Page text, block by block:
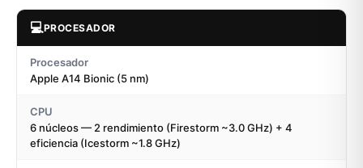
💻PROCESADOR
Procesador
Apple A14 Bionic (5 nm)
CPU
6 núcleos — 2 rendimiento (Firestorm ~3.0 GHz) + 4
eficiencia (Icestorm ~1.8 GHz)